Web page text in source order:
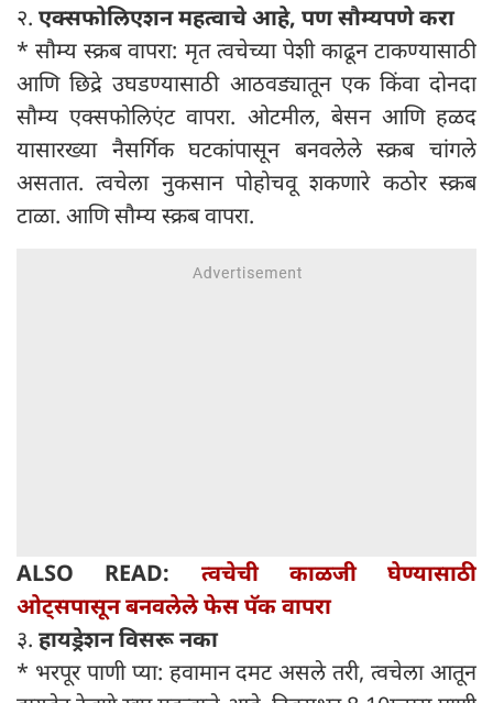
२. एक्सफोलिएशन महत्वाचे आहे, पण सौम्यपणे करा
* सौम्य स्क्रब वापरा: मृत त्वचेच्या पेशी काढून टाकण्यासाठी
आणि छिद्रे उघडण्यासाठी आठवड्यातून एक किंवा दोनदा
सौम्य एक्सफोलिएंट वापरा. ​​ओटमील, बेसन आणि हळद
यासारख्या नैसर्गिक घटकांपासून बनवलेले स्क्रब चांगले
असतात. त्वचेला नुकसान पोहोचवू शकणारे कठोर स्क्रब
टाळा. आणि सौम्य स्क्रब वापरा.
ALSO READ: त्वचेची काळजी घेण्यासाठी
ओट्सपासून बनवलेले फेस पॅक वापरा
३. हायड्रेशन विसरू नका
* भरपूर पाणी प्या: हवामान दमट असले तरी, त्वचेला आतून